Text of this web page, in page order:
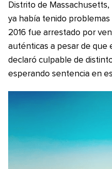
Distrito de
ya había tenido
2016 fue arrestado por
auténticas a pesar de que
declaró culpable de
esperando sentencia en